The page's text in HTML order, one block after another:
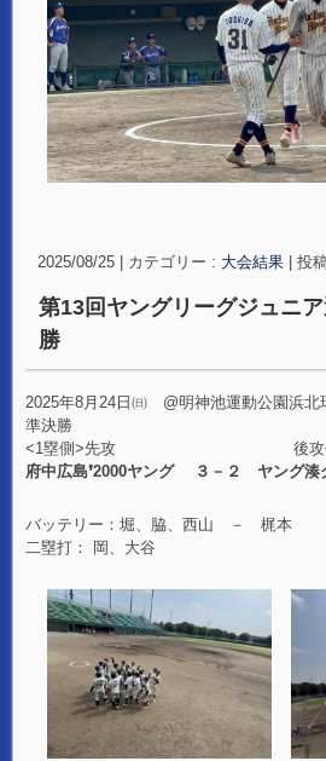
2025/08/25 カテゴリー : 大会結果 投
第13回ヤングリーグジュニ
勝
2025年8月24日㈰ @明神池運動公園浜北
準決勝
<1塁側>先攻 後攻<3
府中広島❜2000ヤング ３－２ ヤング湊
バッテリー：堀、脇、西山 － 梶本
二塁打： 岡、大谷